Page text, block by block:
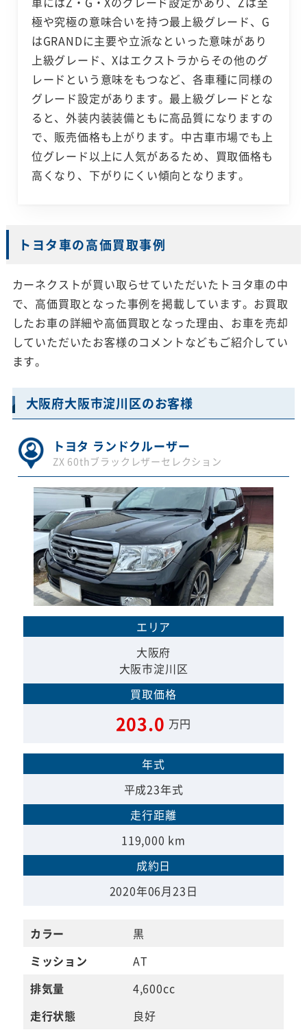
極や究極の意味合いを持つ最上級グレード、G
はGRANDに主要や立派なといった意味があり
上級グレード、Xはエクストラからその他のグ
レードという意味をもつなど、各車種に同様の
グレード設定があります。最上級グレードとな
ると、外装内装装備ともに高品質になりますの
で、販売価格も上がります。中古車市場でも上
位グレード以上に人気があるため、買取価格も
高くなり、下がりにくい傾向となります。
トヨタ車の高価買取事例
カーネクストが買い取らせていただいたトヨタ車の中
で、高価買取となった事例を掲載しています。お買取
したお車の詳細や高価買取となった理由、お車を売却
していただいたお客様のコメントなどもご紹介してい
ます。
大阪府大阪市淀川区のお客様
トヨタ ランドクルーザー
ZX 60thブラックレザーセレクション
エリア
大阪府
大阪市淀川区
買取価格
203.0 万円
年式
平成23年式
走行距離
119,000 km
成約日
2020年06月23日
カラー
黒
ミッション
AT
排気量
4,600cc
走行状態
良好